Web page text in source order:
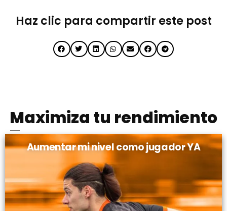
Haz clic para compartir este post
Maximiza tu rendimiento
Aumentar mi nivel como jugador YA